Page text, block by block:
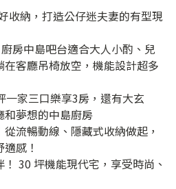
收納，打造公仔迷夫妻的有型現
房中島吧台適合大人小酌、兒
客廳吊椅放空，機能設計超多
一家三口樂享3房，還有大玄
和夢想的中島廚房
流暢動線、隱藏式收納做起，
感！
30 坪機能現代宅，享受時尚、